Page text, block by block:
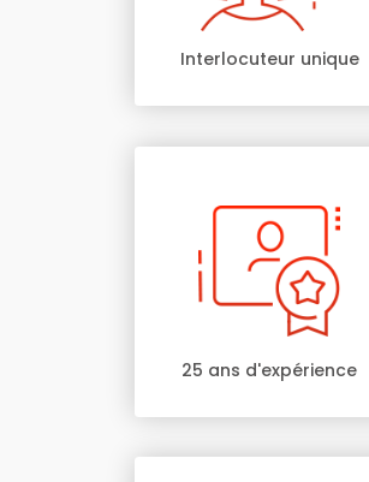
Interlocuteur unique
25 ans d'expérience